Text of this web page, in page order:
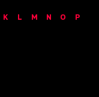
K L M N O
P